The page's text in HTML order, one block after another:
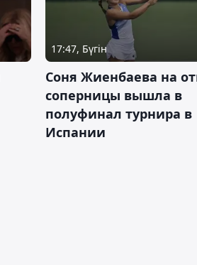
17:47, Бүгін
Соня Жиенбаева на
соперницы вышла в
полуфинал турнира в
Испании